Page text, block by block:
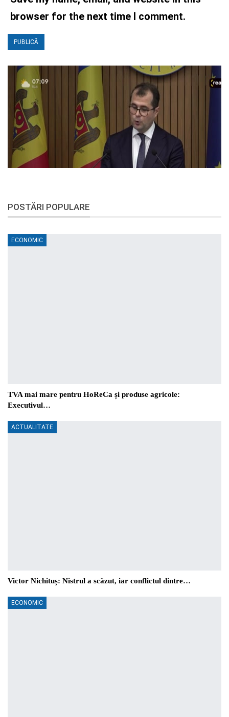
browser for the next time I comment.
POSTĂRI POPULARE
ECONOMIC
TVA mai mare pentru HoReCa și produse agricole:
Executivul…
ACTUALITATE
Victor Nichituș: Nistrul a scăzut, iar conflictul dintre…
ECONOMIC